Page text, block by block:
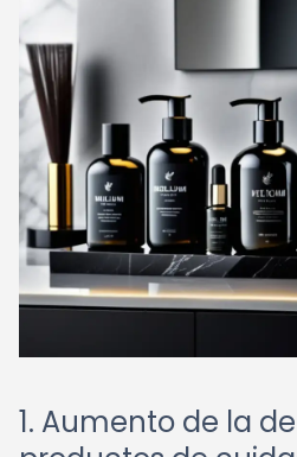
1. Aumento de la